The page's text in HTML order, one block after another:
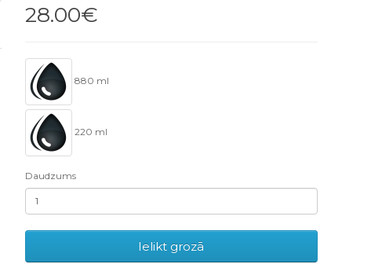
28.00€
880 ml
220 ml
Daudzums
Ielikt grozā